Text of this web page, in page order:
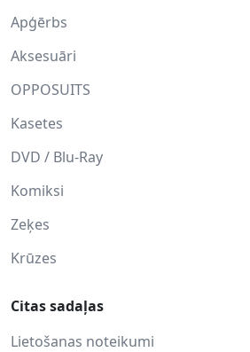
Apģērbs
Aksesuāri
OPPOSUITS
Kasetes
DVD / Blu-Ray
Komiksi
Zeķes
Krūzes
Citas sadaļas
Lietošanas noteikumi